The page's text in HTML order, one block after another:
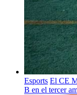
Esports El CE
B en el tercer